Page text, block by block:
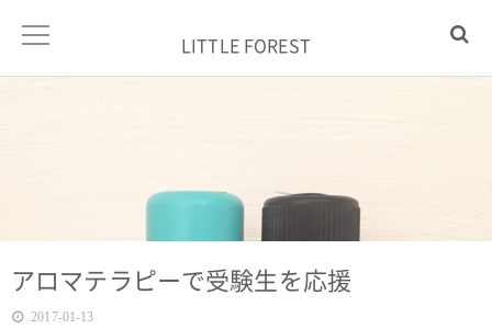
LITTLE FOREST
アロマテラピーで受験生を応援
2017-01-13